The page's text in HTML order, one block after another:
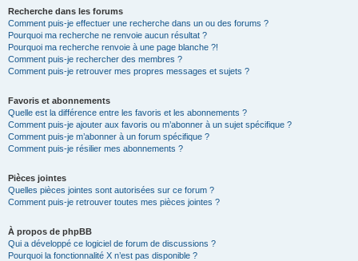
Recherche dans les forums
Comment puis-je effectuer une recherche dans un ou des forums ?
Pourquoi ma recherche ne renvoie aucun résultat ?
Pourquoi ma recherche renvoie à une page blanche ?!
Comment puis-je rechercher des membres ?
Comment puis-je retrouver mes propres messages et sujets ?
Favoris et abonnements
Quelle est la différence entre les favoris et les abonnements ?
Comment puis-je ajouter aux favoris ou m’abonner à un sujet spécifique ?
Comment puis-je m’abonner à un forum spécifique ?
Comment puis-je résilier mes abonnements ?
Pièces jointes
Quelles pièces jointes sont autorisées sur ce forum ?
Comment puis-je retrouver toutes mes pièces jointes ?
À propos de phpBB
Qui a développé ce logiciel de forum de discussions ?
Pourquoi la fonctionnalité X n’est pas disponible ?